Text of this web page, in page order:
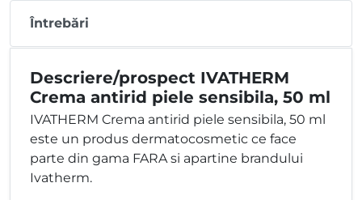
Întrebări
Descriere/prospect IVATHERM
Crema antirid piele sensibila, 50 ml
IVATHERM Crema antirid piele sensibila, 50 ml
este un produs dermatocosmetic ce face
parte din gama FARA si apartine brandului
Ivatherm.